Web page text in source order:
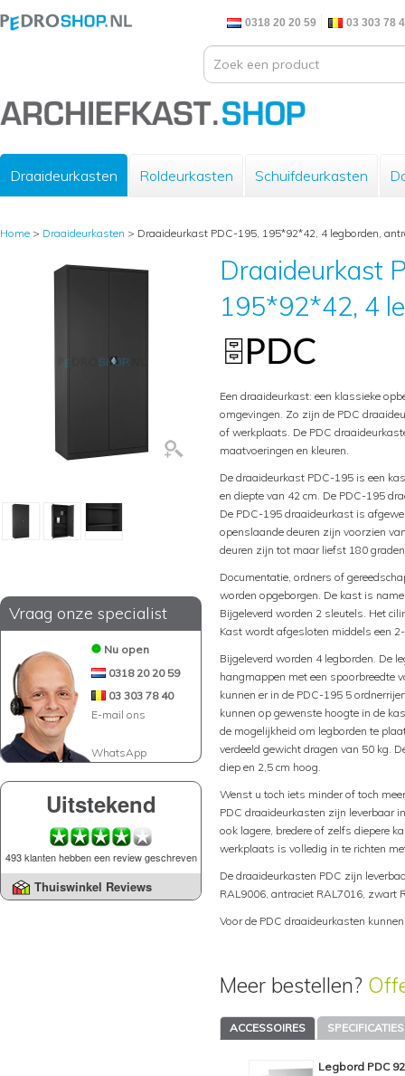
0318 20 20 59 03 303 78
Draaideurkasten Roldeurkasten Schuifdeurkasten
Home > Draaideurkasten > Draaideurkast PDC-195, 195*92*42, 4 legborden,
Vraag onze specialist
Nu open
0318 20 20 59
03 303 78 40
E-mail ons
WhatsApp
Uitstekend
493 klanten hebben een review geschreven
Thuiswinkel Reviews
Draaideurkast
195*92*42, 4
Een draaideurkast: een klassieke
omgevingen. Zo zijn de PDC
of werkplaats. De PDC
maatvoeringen en kleuren.
De draaideurkast PDC-195 is een
en diepte van 42 cm. De PDC-195
De PDC-195 draaideurkast is
openslaande deuren zijn voorzien
deuren zijn tot maar liefst 180
Documentatie, ordners of
worden opgeborgen. De kast is
Bijgeleverd worden 2 sleutels. Het
Kast wordt afgesloten middels een
Bijgeleverd worden 4 legborden. De
hangmappen met een spoorbreedte
kunnen er in de PDC-195 5
kunnen op gewenste hoogte in de
de mogelijkheid om legborden te
verdeeld gewicht dragen van 50 kg.
diep en 2,5 cm hoog.
Wenst u toch iets minder of toch
PDC draaideurkasten zijn leverbaar
ook lagere, bredere of zelfs diepere
werkplaats is volledig in te richten
De draaideurkasten PDC zijn
RAL9006, antraciet RAL7016, zwart
Voor de PDC draaideurkasten
Meer bestellen?
ACCESSOIRES SPECIFICATIES
Legbord PDC